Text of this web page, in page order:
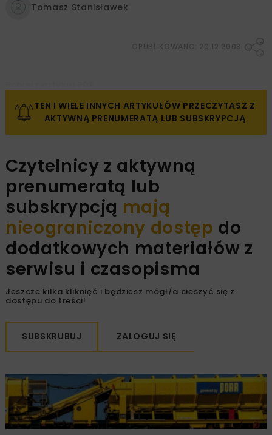
Tomasz Stanisławek
TEN I WIELE INNYCH ARTYKUŁÓW PRZECZYTASZ Z
AKTYWNĄ PRENUMERATĄ LUB SUBSKRYPCJĄ
Czytelnicy z aktywną
prenumeratą lub
subskrypcją mają
nieograniczony dostęp do
dodatkowych materiałów z
serwisu i czasopisma
Jeszcze kilka kliknięć i będziesz mógł/a cieszyć się z
dostępu do treści!
SUBSKRUBUJ ZALOGUJ SIĘ